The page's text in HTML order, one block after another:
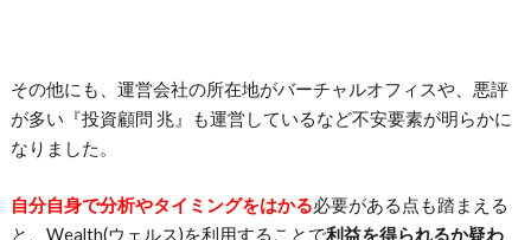
その他にも、運営会社の所在地がバーチャルオフィスや、悪評
が多い『投資顧問 兆』も運営しているなど不安要素が明らかに
なりました。
自分自身で分析やタイミングをはかる必要がある点も踏まえる
と、Wealth(ウェルス)を利用することで利益を得られるか疑わ